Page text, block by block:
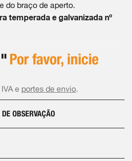
do braço de aperto.
temperada e galvanizada nº
Por favor, inicie
e portes de envio.
OBSERVAÇÃO